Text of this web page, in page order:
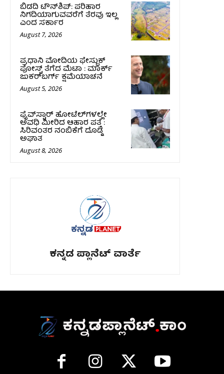
ಬಿಡದಿ ಟೌನ್‌ಶಿಪ್‌: ಪರಿಹಾರ
ನಿಗದಿಯಾಗುವವರೆಗೆ ತೆರವು ಇಲ್ಲ
ಎಂದ ಸರ್ಕಾರ
August 7, 2026
ಪ್ರಧಾನಿ ಮೋದಿಯ ಫೇಸ್ಬುಕ್‌
ಪೋಸ್ಟ್‌ ತೆಗೆದ ಮೆಟಾ : ಮಾರ್ಕ್
ಜುಕರ್‌ಬರ್ಗ್ ಕ್ಷಮೆಯಾಚನೆ
August 5, 2026
ಫೈವ್‌ಸ್ಟಾರ್ ಹೋಟೆಲ್‌ಗಳಲ್ಲೇ
ಅವಧಿ ಮೀರಿದ ಆಹಾರ ಪತ್ತೆ :
ಸಿರಿವಂತರ ನಂಬಿಕೆಗೆ ದೊಡ್ಡ
ಅಘಾತ
August 8, 2026
ಕನ್ನಡ ಪ್ಲಾನೆಟ್ ವಾರ್ತೆ